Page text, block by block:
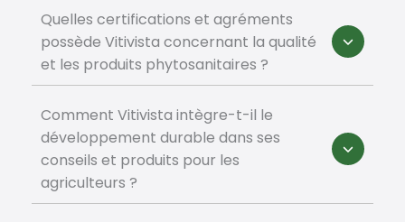
Quelles certifications et agréments
possède Vitivista concernant la qualité
et les produits phytosanitaires ?
Comment Vitivista intègre-t-il le
développement durable dans ses
conseils et produits pour les
agriculteurs ?